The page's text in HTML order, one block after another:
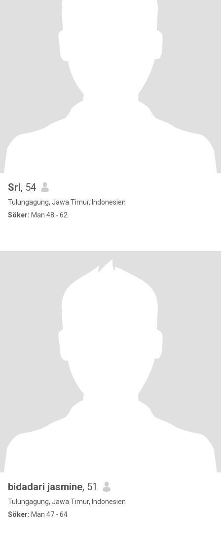
Sri, 54
Tulungagung, Jawa Timur, Indonesien
Söker: Man 48 - 62
bidadari jasmine, 51
Tulungagung, Jawa Timur, Indonesien
Söker: Man 47 - 64